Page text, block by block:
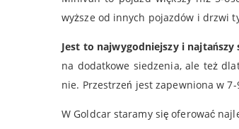
wyższe od innych pojazdów i drzwi
Jest to najwygodniejszy i
na dodatkowe siedzenia, ale też
nie. Przestrzeń jest zapewniona w
W Goldcar staramy się oferować